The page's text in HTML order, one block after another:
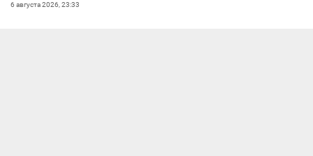
6 августа 2026, 23:33